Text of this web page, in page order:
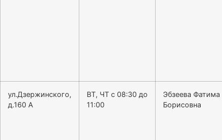
ул.Дзержинского,
д.160 А
ВТ, ЧТ с 08:30 до
11:00
Эбзеева Фатима
Борисовна